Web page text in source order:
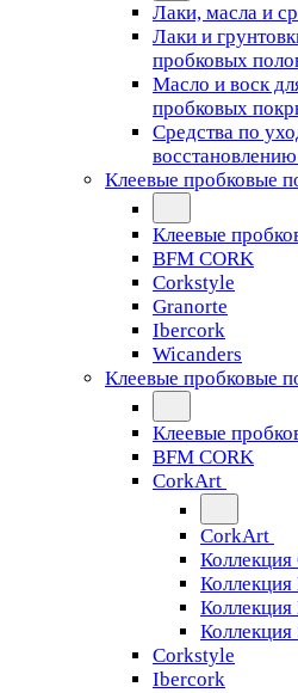
Лаки, масла и
Лаки и
пробковых
Масло и воск
пробковых
Средства по
Клеевые пробковые
Клеевые
BFM CORK
Corkstyle
Granorte
Ibercork
Wicanders
Клеевые пробковые
Клеевые
BFM CORK
CorkArt
CorkArt
Коллекция
Коллекция
Corkstyle
Ibercork